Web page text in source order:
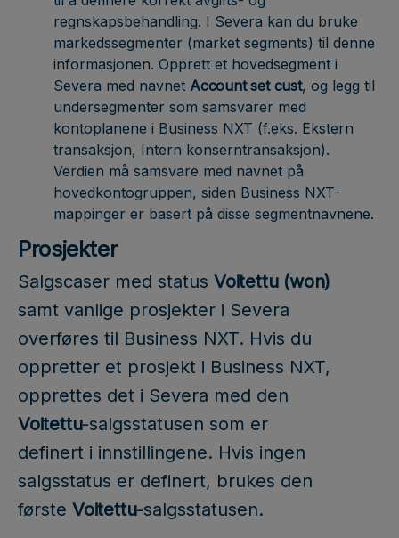
regnskapsbehandling. I Severa kan du bruke
markedssegmenter (market segments) til denne
informasjonen. Opprett et hovedsegment i
Severa med navnet Account set cust, og legg til
undersegmenter som samsvarer med
kontoplanene i Business NXT (f.eks. Ekstern
transaksjon, Intern konserntransaksjon).
Verdien må samsvare med navnet på
hovedkontogruppen, siden Business NXT-
mappinger er basert på disse segmentnavnene.
Prosjekter
Salgscaser med status Voitettu (won)
samt vanlige prosjekter i Severa
overføres til Business NXT. Hvis du
oppretter et prosjekt i Business NXT,
opprettes det i Severa med den
Voitettu-salgsstatusen som er
definert i innstillingene. Hvis ingen
salgsstatus er definert, brukes den
første Voitettu-salgsstatusen.